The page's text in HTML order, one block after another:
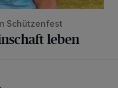
Schützenfest
leben